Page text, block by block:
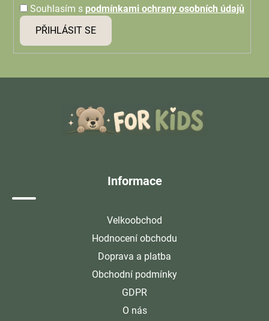
Souhlasím s podmínkami ochrany osobních údajů
PŘIHLÁSIT SE
Informace
Velkoobchod
Hodnocení obchodu
Doprava a platba
Obchodní podmínky
GDPR
O nás